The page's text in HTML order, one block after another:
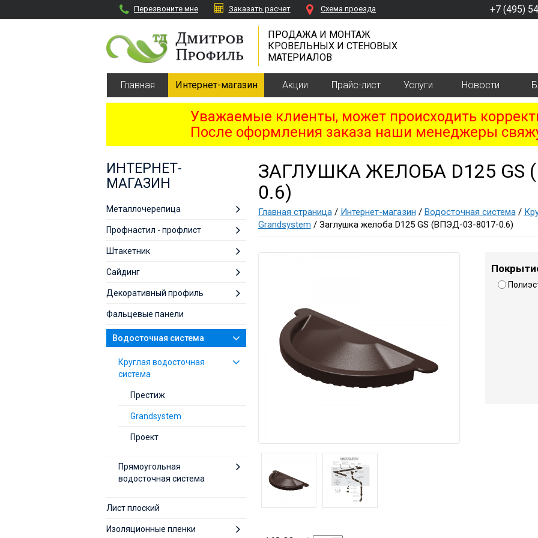
Перезвоните мне Заказать расчет Cхема проезда +7 (495)
ПРОДАЖА И МОНТАЖ
КРОВЕЛЬНЫХ И СТЕНОВЫХ
МАТЕРИАЛОВ
Главная Интернет-магазин Акции Прайс-лист Услуги Новости
Уважаемые клиенты, может происходить
После оформления заказа наши менеджеры
ИНТЕРНЕТ-
МАГАЗИН
Металлочерепица
Профнастил - профлист
Штакетник
Сайдинг
Декоративный профиль
Фальцевые панели
Водосточная система
Круглая водосточная
система
Престиж
Grandsystem
Проект
Прямоугольная
водосточная система
Лист плоский
Изоляционные пленки
ЗАГЛУШКА ЖЕЛОБА D125 GS
0.6)
Главная страница/ Интернет-магазин / Водосточная система/
Grandsystem / Заглушка желоба D125 GS (ВПЭД-03-8017-0.6)